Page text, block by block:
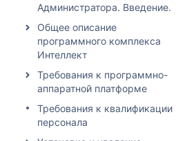
Администратора. Введение.
Общее описание
программного комплекса
Интеллект
Требования к программно-
аппаратной платформе
Требования к квалификации
персонала